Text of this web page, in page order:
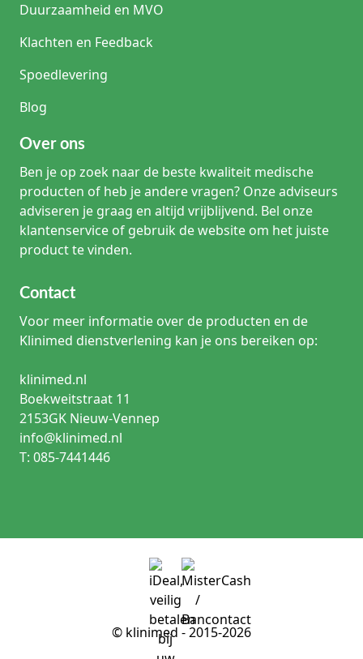
Duurzaamheid en MVO
Klachten en Feedback
Spoedlevering
Blog
Over ons
Ben je op zoek naar de beste kwaliteit medische
producten of heb je andere vragen? Onze adviseurs
adviseren je graag en altijd vrijblijvend. Bel onze
klantenservice of gebruik de website om het juiste
product te vinden.
Contact
Voor meer informatie over de producten en de
Klinimed dienstverlening kan je ons bereiken op:
klinimed.nl
Boekweitstraat 11
2153GK Nieuw-Vennep
info@klinimed.nl
T: 085-7441446
© klinimed - 2015-2026